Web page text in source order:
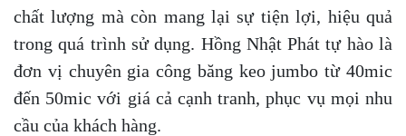
chất lượng mà còn mang lại sự tiện lợi, hiệu quả
trong quá trình sử dụng. Hồng Nhật Phát tự hào là
đơn vị chuyên gia công băng keo jumbo từ 40mic
đến 50mic với giá cả cạnh tranh, phục vụ mọi nhu
cầu của khách hàng.